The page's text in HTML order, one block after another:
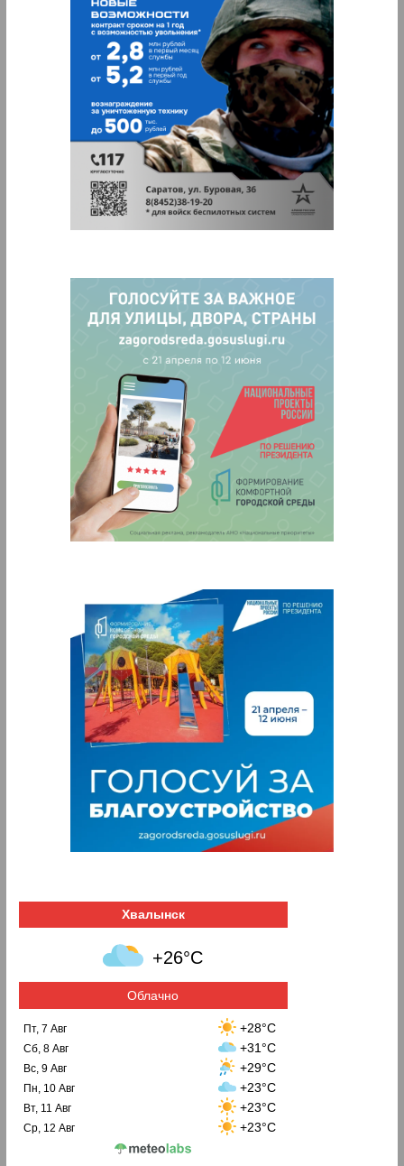
Хвалынск
+26°C
Облачно
Пт, 7 Авг +28°C
Сб, 8 Авг +31°C
Вс, 9 Авг +29°C
Пн, 10 Авг +23°C
Вт, 11 Авг +23°C
Ср, 12 Авг +23°C